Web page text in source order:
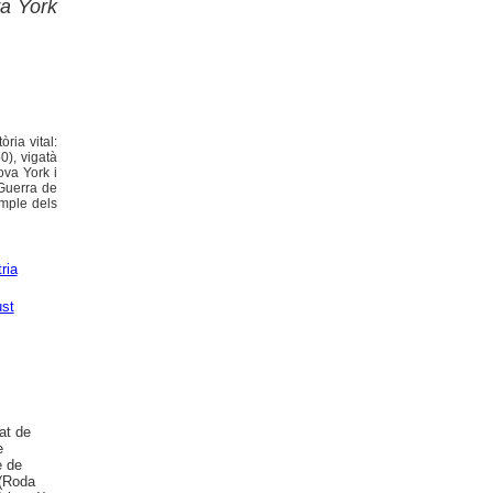
York
vital:
vigatà
York i
de
dels
de
de